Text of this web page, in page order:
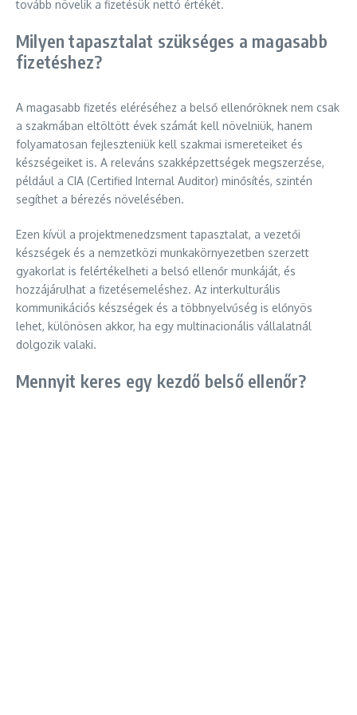
tovább növelik a fizetésük nettó értékét.
Milyen tapasztalat szükséges a magasabb
fizetéshez?
A magasabb fizetés eléréséhez a belső ellenőröknek nem csak
a szakmában eltöltött évek számát kell növelniük, hanem
folyamatosan fejleszteniük kell szakmai ismereteiket és
készségeiket is. A releváns szakképzettségek megszerzése,
például a CIA (Certified Internal Auditor) minősítés, szintén
segíthet a bérezés növelésében.
Ezen kívül a projektmenedzsment tapasztalat, a vezetői
készségek és a nemzetközi munkakörnyezetben szerzett
gyakorlat is felértékelheti a belső ellenőr munkáját, és
hozzájárulhat a fizetésemeléshez. Az interkulturális
kommunikációs készségek és a többnyelvűség is előnyös
lehet, különösen akkor, ha egy multinacionális vállalatnál
dolgozik valaki.
Mennyit keres egy kezdő belső ellenőr?